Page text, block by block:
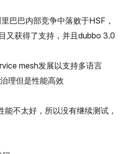
巴巴内部竞争中落败于HSF，
又获得了支持，并且dubbo 3.0
mesh发展以支持多语言
理但是性能高效
不太好，所以没有继续测试，